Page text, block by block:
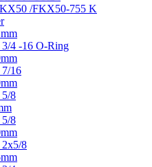
/FKX50-755 K
4 -16 O-Ring
16
8
8
8